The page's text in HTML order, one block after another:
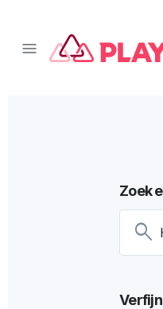
Zoek
search